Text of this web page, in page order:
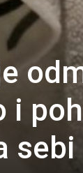
i
sebi